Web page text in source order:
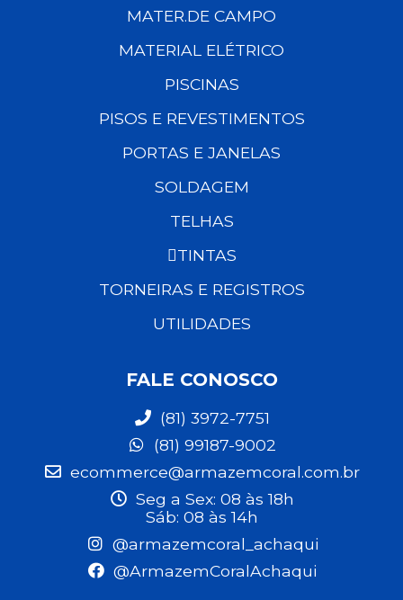
MATER.DE CAMPO
MATERIAL ELÉTRICO
PISCINAS
PISOS E REVESTIMENTOS
PORTAS E JANELAS
SOLDAGEM
TELHAS
TINTAS
TORNEIRAS E REGISTROS
UTILIDADES
FALE CONOSCO
(81) 3972-7751
(81) 99187-9002
ecommerce@armazemcoral.com.br
Seg a Sex: 08 às 18h
Sáb: 08 às 14h
@armazemcoral_achaqui
@ArmazemCoralAchaqui